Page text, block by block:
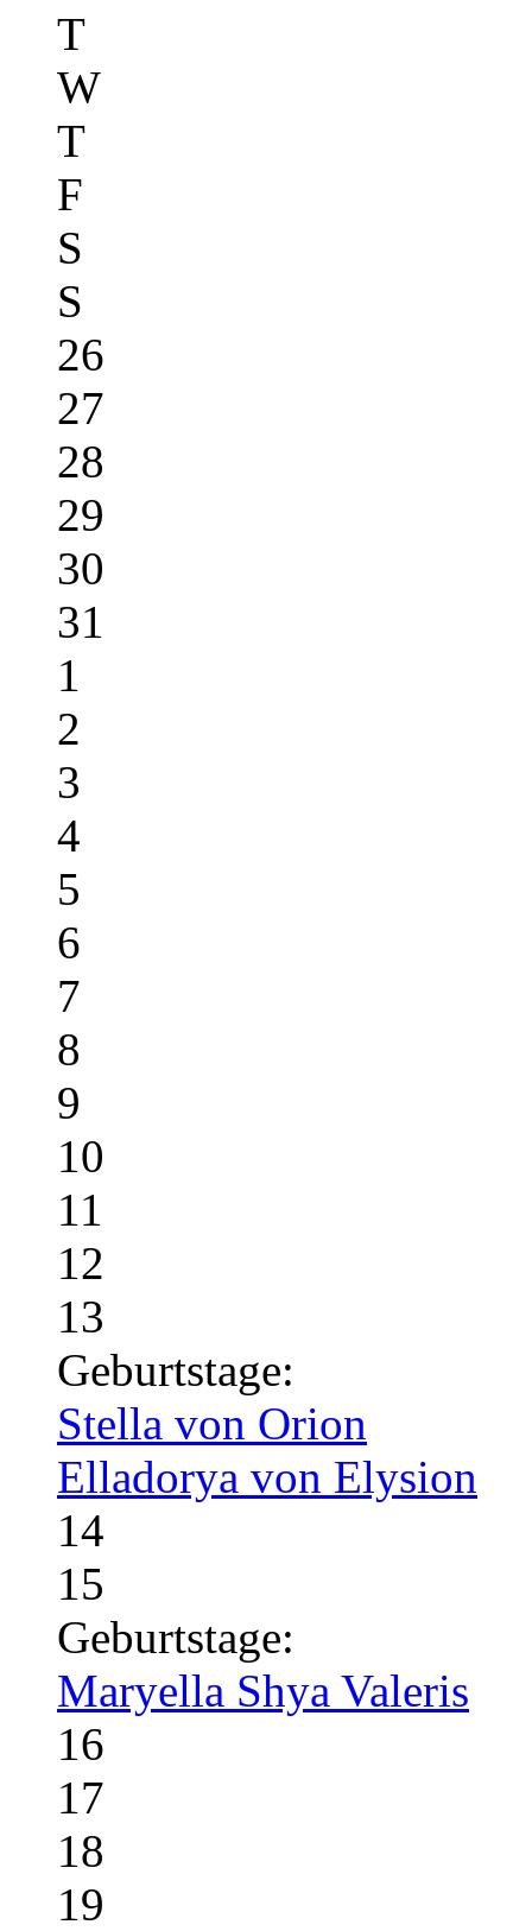
T
W
T
F
S
S
26
27
28
29
30
31
1
2
3
4
5
6
7
8
9
10
11
12
13
Geburtstage:
Stella von Orion
Elladorya von Elysion
14
15
Geburtstage:
Maryella Shya Valeris
16
17
18
19